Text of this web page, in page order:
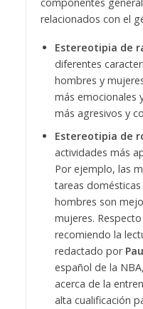
relacionados con el
Estereotipia de
diferentes
hombres y
más emocionales
más agresivos y
Estereotipia de
actividades más
Por ejemplo, las
tareas
hombres son
mujeres.
recomiendo la
redactado por
español de la
acerca de la
alta cualificación